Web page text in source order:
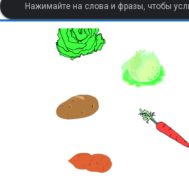
Нажимайте на слова и фразы, чтобы